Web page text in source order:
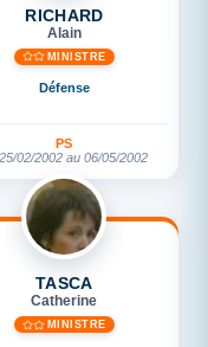
RICHARD
Alain
MINISTRE
Défense
PS
02/2002 au 06/05/2002
TASCA
Catherine
MINISTRE